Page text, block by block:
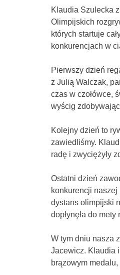
Klaudia Szulecka
Olimpijskich
których startuje
konkurencjach w
Pierwszy dzień
z Julią Walczak,
czas w czołówce,
wyścig zdobywając
Kolejny dzień to
zawiedliśmy.
radę i zwyciężyły
Ostatni dzień
konkurencji naszej
dystans olimpijski
dopłynęła do
W tym dniu nasza
Jacewicz. Klaudia
brązowym